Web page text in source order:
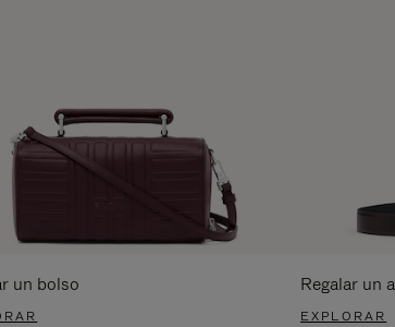
un bolso Regalar un
EXPLORAR